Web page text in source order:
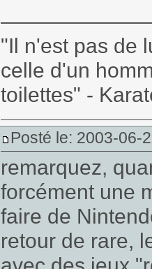
"Il n'est pas de
celle d'un
toilettes" -
Posté le: 2003-06-
remarquez,
forcément une
faire de
retour de rare,